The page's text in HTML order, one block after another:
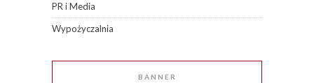
PR i Media
Wypożyczalnia
BANNER